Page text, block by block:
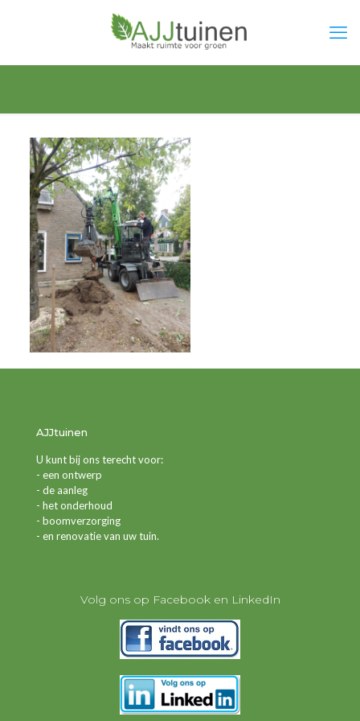
AJJtuinen
U kunt bij ons terecht voor:
- een ontwerp
- de aanleg
- het onderhoud
- boomverzorging
- en renovatie van uw tuin.
Volg ons op Facebook en LinkedIn